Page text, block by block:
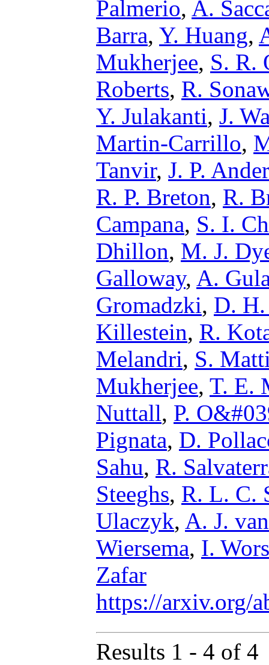
Palmerio, A.
Barra, Y. Huang,
Mukherjee, S. R.
Roberts, R.
Y. Julakanti, J.
Martin-Carrillo,
Tanvir, J. P.
R. P. Breton, R.
Campana, S. I.
Dhillon, M. J.
Galloway, A.
Gromadzki, D.
Killestein, R.
Melandri, S.
Mukherjee, T. E.
Nuttall, P.
Pignata, D.
Sahu, R.
Steeghs, R. L. C.
Ulaczyk, A. J.
Wiersema, I.
Zafar
https://arxiv.org/
Results 1 - 4 of 4